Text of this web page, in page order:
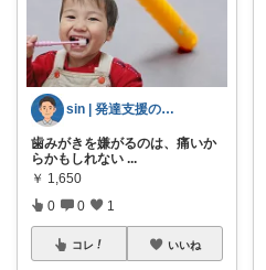
sin | 発達支援の道具箱
歯みがきを嫌がるのは、痛いか
らかもしれない ...
￥ 1,650
0 0 1
コレ いいね